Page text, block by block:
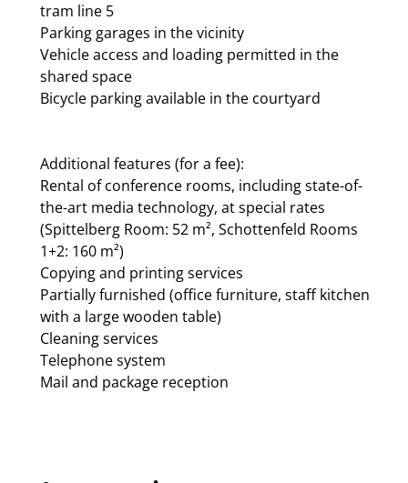
tram line 5
Parking garages in the vicinity
Vehicle access and loading permitted in the
shared space
Bicycle parking available in the courtyard
Additional features (for a fee):
Rental of conference rooms, including state-of-
the-art media technology, at special rates
(Spittelberg Room: 52 m², Schottenfeld Rooms
1+2: 160 m²)
Copying and printing services
Partially furnished (office furniture, staff kitchen
with a large wooden table)
Cleaning services
Telephone system
Mail and package reception